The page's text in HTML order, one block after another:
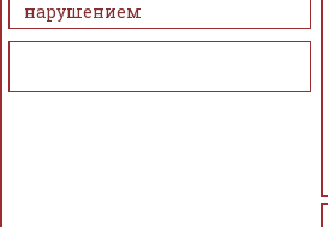
нарушением